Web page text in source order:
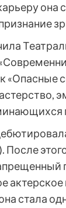
она
стала